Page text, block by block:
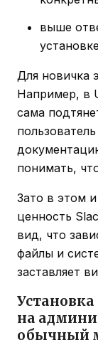
выше
Для новичка
Например, в
сама
понимать,
Зато в этом и
ценность
вид, что
файлы и
заставляет
на
обычный